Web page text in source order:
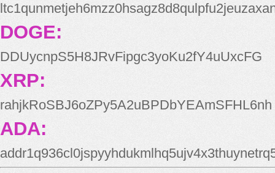
DOGE:
DDUycnpS5H8JRvFipgc3yoKu2fY4uUxcFG
XRP:
rahjkRoSBJ6oZPy5A2uBPDbYEAmSFHL6nh
ADA: